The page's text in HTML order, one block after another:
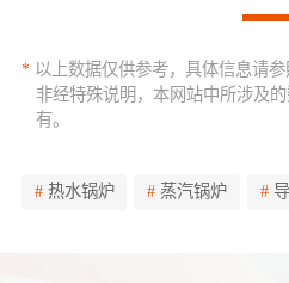
*以上数据仅供参考，具体信息请
非经特殊说明，本网站中所涉及
有。
热水锅炉 蒸汽锅炉